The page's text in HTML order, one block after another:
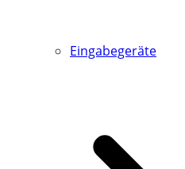
Eingabegeräte